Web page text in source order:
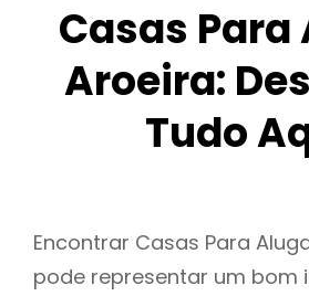
Casas
Aroeira:
Tudo
Encontrar Casas Para
pode representar um bom